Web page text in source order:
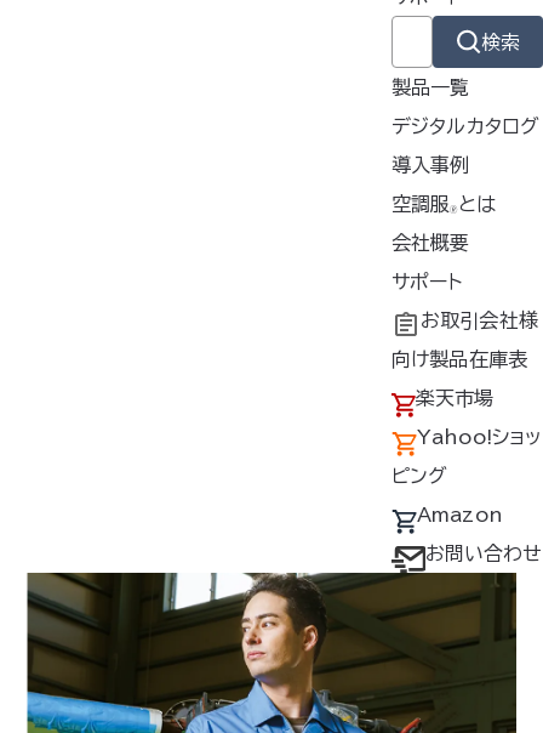
検索
製品一覧
デジタルカタログ
導入事例
導入事例
共同開発
工場シミュレーシ
ョン
空調服🄬 とは
空調服 ®とは
開発秘話
会社概要
企業理念
会社概要
会社沿革
アクセス
採用情報
サポート
よくあるご質問
不要なバッテリー
の回収について
デバイス・ファン
オプション対応表
取扱説明書ダウ
ンロードサービス
ユーザー登録
扱い店舗
お取引会社様
向け製品在庫表
楽天市場
Yahoo!ショッ
ピング
Amazon
お問い合わせ
難燃素材を使用した人気の綿100％長袖